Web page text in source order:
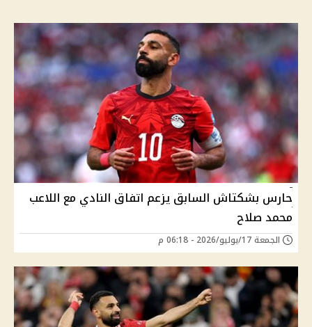
حارس بشكتاش السابق يزعم اتفاق النادي مع اللاعب
محمد صلاح
الجمعة 17/يوليو/2026 - 06:18 م